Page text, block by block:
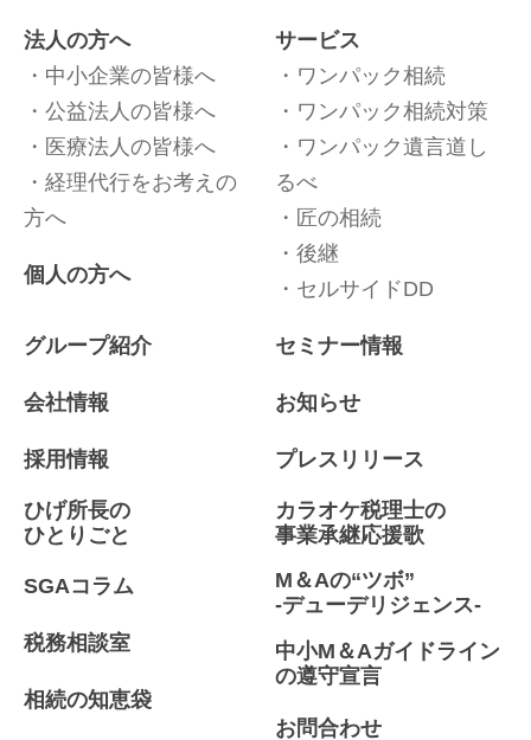
法人の方へ
中小企業の皆様へ
公益法人の皆様へ
医療法人の皆様へ
経理代行をお考えの
方へ
個人の方へ
サービス
ワンパック相続
ワンパック相続対策
ワンパック遺言道し
るべ
匠の相続
後継
セルサイドDD
グループ紹介
会社情報
採用情報
セミナー情報
お知らせ
プレスリリース
ひげ所長の
ひとりごと
SGAコラム
税務相談室
相続の知恵袋
カラオケ税理士の
事業承継応援歌
M＆Aの“ツボ”
-デューデリジェンス-
中小M＆Aガイドライン
の遵守宣言
お問合わせ